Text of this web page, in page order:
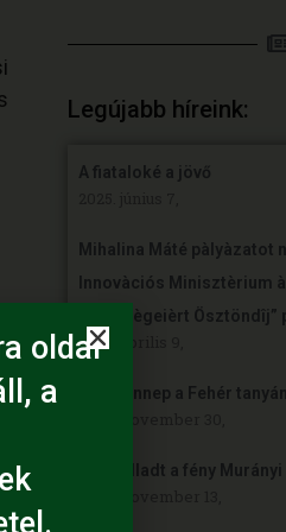
Legújabb híreink:
A fiataloké a jövő
Mihalina Máté pàlyàzatot
Innovàciós Minisztèrium
Tehetsègeièrt
2025. április 9,
Örömünnep a Fehér tanyán
Felgyulladt a fény
oldal
a